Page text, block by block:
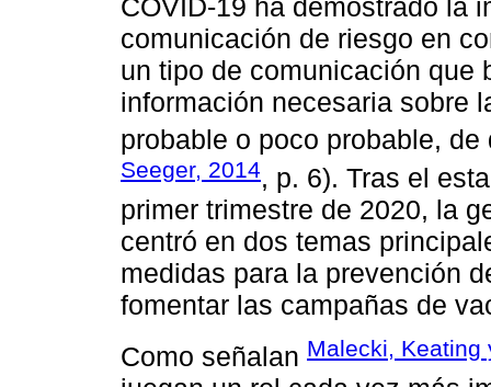
COVID-19 ha demostrado la
comunicación de riesgo en
un tipo de comunicación que
información necesaria sobre
probable o poco probable,
Seeger, 2014, p. 6). Tras el
primer trimestre de 2020, la
centró en dos temas
medidas para la prevención
fomentar las campañas de
Como señalan Malecki, Keating